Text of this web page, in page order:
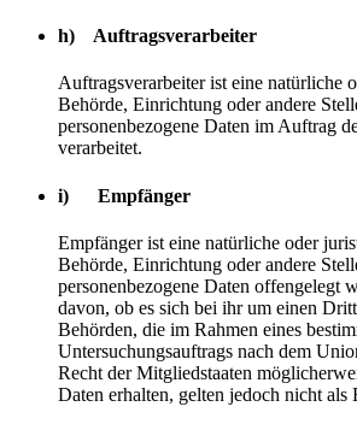
h) Auftragsverarbeiter
Auftragsverarbeiter ist eine natürliche
Behörde, Einrichtung oder andere
personenbezogene Daten im Auftrag
verarbeitet.
i) Empfänger
Empfänger ist eine natürliche oder
Behörde, Einrichtung oder andere
personenbezogene Daten offengelegt
davon, ob es sich bei ihr um einen
Behörden, die im Rahmen eines
Untersuchungsauftrags nach dem
Recht der Mitgliedstaaten
Daten erhalten, gelten jedoch nicht als